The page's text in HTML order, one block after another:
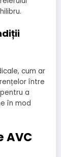
cum ar
între
a
în mod
AVC